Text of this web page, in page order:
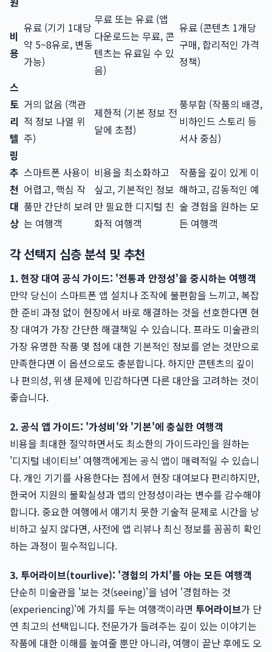
비
용
유료 (기기 1대당
약 5~8유로, 변동
가능)
무료 또는 유료 (앱
다운로드는 무료, 콘
텐츠는 유료일 수 있
음)
유료 (콘텐츠 1개당
구매, 합리적인 가격
정책)
스
토
리
텔
링
거의 없음 (객관
적 정보 나열 위
주)
제한적 (기본 정보 전
달에 초점)
풍부함 (작품의 배경,
비하인드 스토리 등
서사 중심)
추
천
대
상
스마트폰 사용이
어렵고, 핵심 작
품만 간단히 보려
는 여행객
비용을 최소화하고
싶고, 기본적인 정보
만 필요한 디지털 친
화적 여행객
작품을 깊이 있게 이
해하고, 감동적인 예
술 경험을 원하는 모
든 여행객
각 선택지 심층 분석 및 추천
1. 현장 대여 공식 가이드: '전통과 안정성'을 중시하는 여행객
만약 당신이 스마트폰 앱 설치나 조작에 불편함을 느끼고, 복잡
한 준비 과정 없이 현장에서 바로 해결하는 것을 선호한다면 현
장 대여가 가장 간단한 해결책일 수 있습니다. 프라도 미술관의
가장 유명한 작품 몇 점에 대한 기본적인 정보를 얻는 것만으로
만족한다면 이 옵션으로도 충분합니다. 하지만 콘텐츠의 깊이
나 편의성, 위생 문제에 민감하다면 다른 대안을 고려하는 것이
좋습니다.
2. 공식 앱 가이드: '가성비'와 '기본'에 충실한 여행객
비용을 최대한 절약하면서도 최소한의 가이드라인을 원하는
'디지털 네이티브' 여행객에게는 공식 앱이 매력적일 수 있습니
다. 개인 기기를 사용한다는 점에서 현장 대여보다 편리하지만,
한국어 지원의 불확실성과 앱의 안정성이라는 변수를 감수해야
합니다. 중요한 여행에서 얘기치 못한 기술적 문제로 시간을 낭
비하고 싶지 않다면, 사전에 앱 리뷰나 최신 정보를 꼼꼼히 확인
하는 과정이 필수적입니다.
3. 투어라이브(tourlive): '경험의 가치'를 아는 모든 여행객
단순히 미술관을 '보는 것(seeing)'을 넘어 '경험하는 것
(experiencing)'에 가치를 두는 여행객이라면 투어라이브가 단
연 최고의 선택입니다. 전문가가 들려주는 깊이 있는 이야기는
작품에 대한 이해를 높여줄 뿐만 아니라, 여행이 끝난 후에도 오